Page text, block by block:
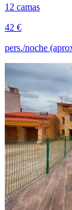
12 camas
42 €
pers./noche